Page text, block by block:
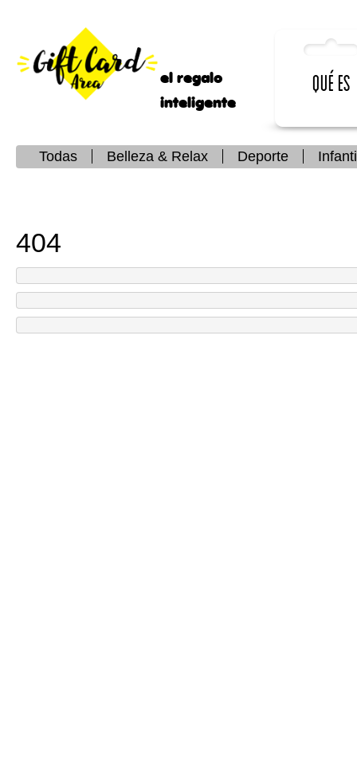
el regalo
inteligente
Qué es
Todas Belleza & Relax Deporte
404